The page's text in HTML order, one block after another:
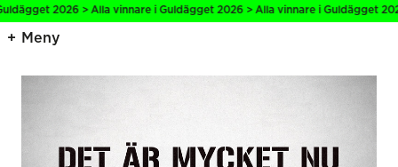
2026 > Alla vinnare i Guldägget 2026 > Alla vinnare i Guldägget
Meny